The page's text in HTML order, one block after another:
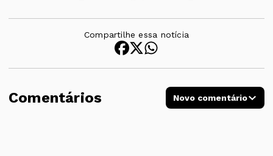
Compartilhe essa notícia
Comentários Novo comentário